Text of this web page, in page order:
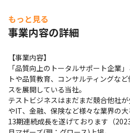
もっと見る
事業内容の詳細
【事業内容】
「品質向上のトータルサポート企業
トや品質教育、コンサルティングな
スを展開している当社。
テストビジネスはまだまだ競合他社
やIT、金融、保険など様々な業界の大
13期連続成長を遂げております（